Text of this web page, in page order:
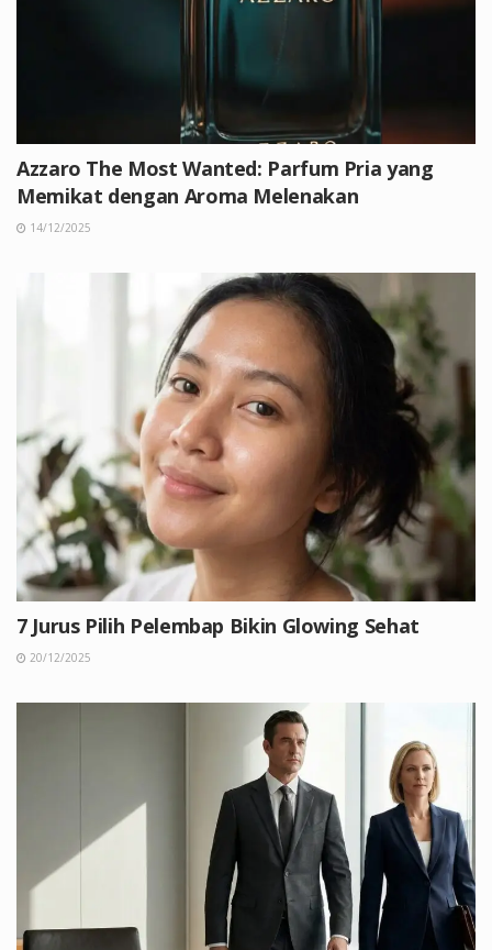
Azzaro The Most Wanted: Parfum Pria yang
Memikat dengan Aroma Melenakan
14/12/2025
7 Jurus Pilih Pelembap Bikin Glowing Sehat
20/12/2025